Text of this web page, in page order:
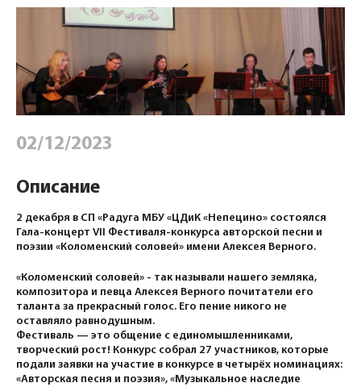
02/12/2023
Описание
2 декабря в СП «Радуга МБУ «ЦДиК «Непецино» состоялся
Гала-концерт VII Фестиваля-конкурса авторской песни и
поэзии «Коломенский соловей» имени Алексея Верного.
«Коломенский соловей» - так называли нашего земляка,
композитора и певца Алексея Верного почитатели его
таланта за прекрасный голос. Его пение никого не
оставляло равнодушным.
Фестиваль — это общение с единомышленниками,
творческий рост! Конкурс собрал 27 участников, которые
подали заявки на участие в конкурсе в четырёх номинациях:
«Авторская песня и поэзия», «Музыкальное наследие